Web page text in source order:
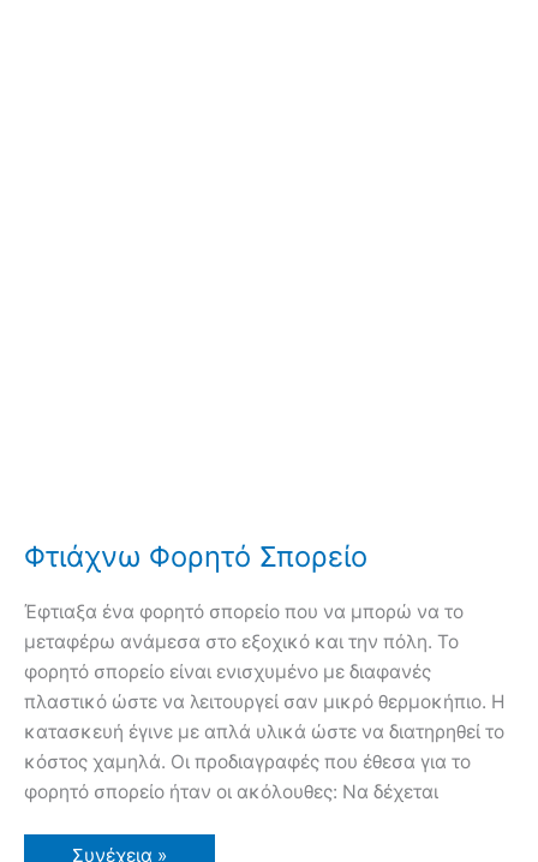
Φτιάχνω Φορητό Σπορείο
Έφτιαξα ένα φορητό σπορείο που να μπορώ να το
μεταφέρω ανάμεσα στο εξοχικό και την πόλη. Το
φορητό σπορείο είναι ενισχυμένο με διαφανές
πλαστικό ώστε να λειτουργεί σαν μικρό θερμοκήπιο. Η
κατασκευή έγινε με απλά υλικά ώστε να διατηρηθεί το
κόστος χαμηλά. Οι προδιαγραφές που έθεσα για το
φορητό σπορείο ήταν οι ακόλουθες: Να δέχεται
Φτιάχνω
Συνέχεια »